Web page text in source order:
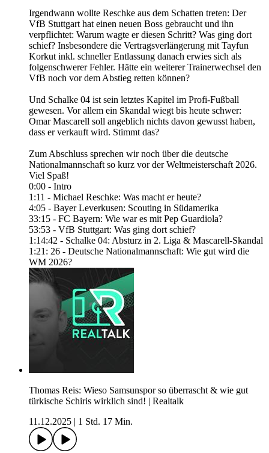
Irgendwann wollte Reschke aus dem Schatten treten: Der
VfB Stuttgart hat einen neuen Boss gebraucht und ihn
verpflichtet: Warum wagte er diesen Schritt? Was ging dort
schief? Insbesondere die Vertragsverlängerung mit Tayfun
Korkut inkl. schneller Entlassung danach erwies sich als
folgenschwerer Fehler. Hätte ein weiterer Trainerwechsel den
VfB noch vor dem Abstieg retten können?
Und Schalke 04 ist sein letztes Kapitel im Profi-Fußball
gewesen. Vor allem ein Skandal wiegt bis heute schwer:
Omar Mascarell soll angeblich nichts davon gewusst haben,
dass er verkauft wird. Stimmt das?
Zum Abschluss sprechen wir noch über die deutsche
Nationalmannschaft so kurz vor der Weltmeisterschaft 2026.
Viel Spaß!
0:00 - Intro
1:11 - Michael Reschke: Was macht er heute?
4:05 - Bayer Leverkusen: Scouting in Südamerika
33:15 - FC Bayern: Wie war es mit Pep Guardiola?
53:53 - VfB Stuttgart: Was ging dort schief?
1:14:42 - Schalke 04: Absturz in 2. Liga & Mascarell-Skandal
1:21: 26 - Deutsche Nationalmannschaft: Wie gut wird die
WM 2026?
Thomas Reis: Wieso Samsunspor so überrascht & wie gut
türkische Schiris wirklich sind! | Realtalk
11.12.2025
1 Std. 17 Min.